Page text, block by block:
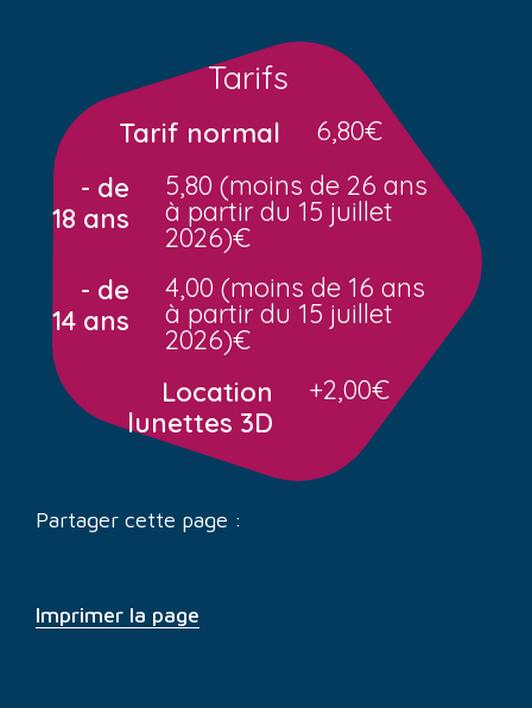
Tarifs
Tarif normal
6,80€
- de
18 ans
5,80 (moins de 26 ans
à partir du 15 juillet
2026)€
- de
14 ans
4,00 (moins de 16 ans
à partir du 15 juillet
2026)€
Location
lunettes 3D
+2,00€
Partager cette page :
Imprimer la page